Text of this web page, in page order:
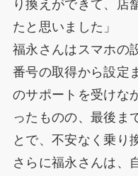
り換えができて、店
たと思いました」
福永さんはスマホの
番号の取得から設定
のサポートを受けな
ったものの、最後ま
とで、不安なく乗り
さらに福永さんは、